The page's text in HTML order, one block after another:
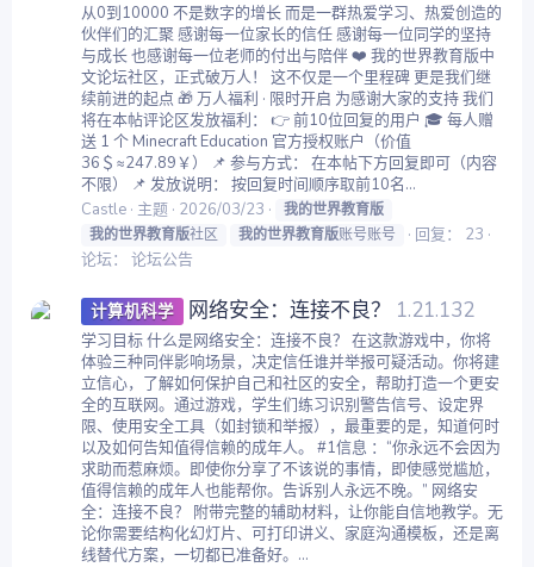
从0到10000 不是数字的增长 而是一群热爱学习、热爱创造的
伙伴们的汇聚 感谢每一位家长的信任 感谢每一位同学的坚持
与成长 也感谢每一位老师的付出与陪伴 ❤️ 我的世界教育版中
文论坛社区，正式破万人！ 这不仅是一个里程碑 更是我们继
续前进的起点 🎁 万人福利 · 限时开启 为感谢大家的支持 我们
将在本帖评论区发放福利： 👉 前10位回复的用户 🎓 每人赠
送 1 个 Minecraft Education 官方授权账户（价值
36＄≈247.89￥） 📌 参与方式： 在本帖下方回复即可（内容
不限） 📌 发放说明： 按回复时间顺序取前10名...
Castle 主题 2026/03/23
我的世界教育版
我的世界教育版社区 我的世界教育版账号账号
回复： 23
论坛： 论坛公告
计算机科学 网络安全：连接不良？ 1.21.132
学习目标 什么是网络安全：连接不良？ 在这款游戏中，你将
体验三种同伴影响场景，决定信任谁并举报可疑活动。你将建
立信心，了解如何保护自己和社区的安全，帮助打造一个更安
全的互联网。通过游戏，学生们练习识别警告信号、设定界
限、使用安全工具（如封锁和举报），最重要的是，知道何时
以及如何告知值得信赖的成年人。 #1信息 ：“你永远不会因为
求助而惹麻烦。即使你分享了不该说的事情，即使感觉尴尬，
值得信赖的成年人也能帮你。告诉别人永远不晚。” 网络安
全：连接不良？ 附带完整的辅助材料，让你能自信地教学。无
论你需要结构化幻灯片、可打印讲义、家庭沟通模板，还是离
线替代方案，一切都已准备好。...